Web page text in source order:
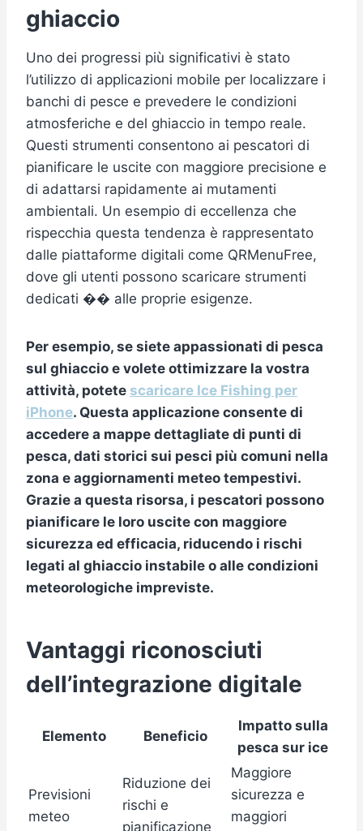
ghiaccio
Uno dei progressi più significativi è stato
l’utilizzo di applicazioni mobile per localizzare i
banchi di pesce e prevedere le condizioni
atmosferiche e del ghiaccio in tempo reale.
Questi strumenti consentono ai pescatori di
pianificare le uscite con maggiore precisione e
di adattarsi rapidamente ai mutamenti
ambientali. Un esempio di eccellenza che
rispecchia questa tendenza è rappresentato
dalle piattaforme digitali come QRMenuFree,
dove gli utenti possono scaricare strumenti
dedicati �� alle proprie esigenze.
Per esempio, se siete appassionati di pesca
sul ghiaccio e volete ottimizzare la vostra
attività, potete scaricare Ice Fishing per
iPhone. Questa applicazione consente di
accedere a mappe dettagliate di punti di
pesca, dati storici sui pesci più comuni nella
zona e aggiornamenti meteo tempestivi.
Grazie a questa risorsa, i pescatori possono
pianificare le loro uscite con maggiore
sicurezza ed efficacia, riducendo i rischi
legati al ghiaccio instabile o alle condizioni
meteorologiche impreviste.
Vantaggi riconosciuti
dell’integrazione digitale
Elemento Beneficio
Impatto sulla
pesca sur ice
Previsioni
meteo
Riduzione dei
rischi e
pianificazione
Maggiore
sicurezza e
maggiori